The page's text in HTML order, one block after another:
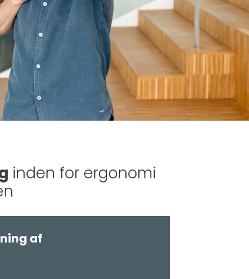
inden for ergonomi
af